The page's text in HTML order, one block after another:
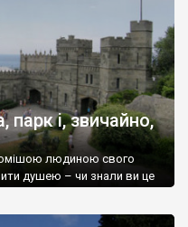
парк і, звичайно,
людиною свого
душею – чи знали ви це